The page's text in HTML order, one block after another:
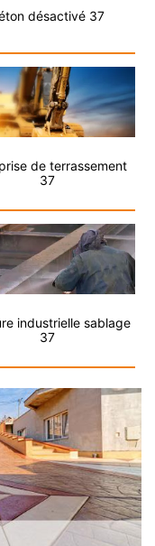
désactivé 37
de terrassement
37
industrielle sablage
37